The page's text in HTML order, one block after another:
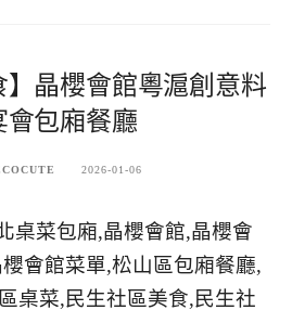
】晶櫻會館粵滬創意料
會包廂餐廳
2026-01-06